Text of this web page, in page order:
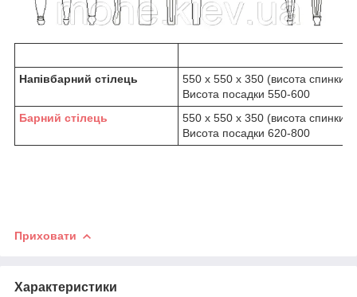
Напівбарний стілець
550 х 550 х 350 (висота спинки)
Висота посадки 550-600
Барний стілець
550 х 550 х 350 (висота спинки)
Висота посадки 620-800
Приховати
Характеристики